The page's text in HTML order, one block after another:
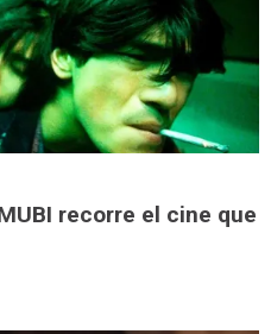
recorre el cine que